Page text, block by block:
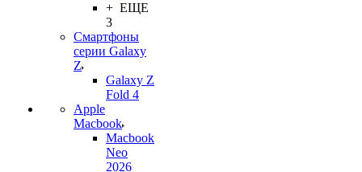
+ ЕЩЕ
3
Смартфоны
серии Galaxy
Z
Galaxy Z
Fold 4
Apple
Macbook
Macbook
Neo
2026